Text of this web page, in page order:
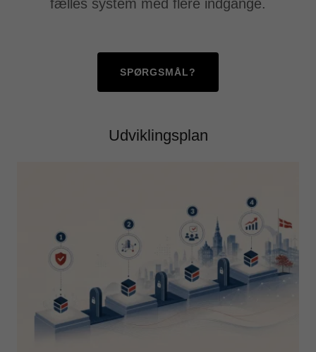
fælles system med flere indgange.
SPØRGSMÅL?
Udviklingsplan